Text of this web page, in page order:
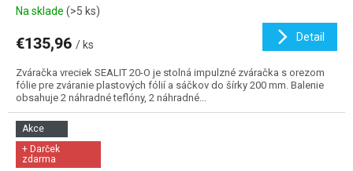
Na sklade (>5 ks)
€135,96 / ks
Detail
Zváračka vreciek SEALIT 20-O je stolná impulzné zváračka s orezom
fólie pre zváranie plastových fólií a sáčkov do šírky 200 mm. Balenie
obsahuje 2 náhradné teflóny, 2 náhradné...
Akce
+ Darček
zdarma